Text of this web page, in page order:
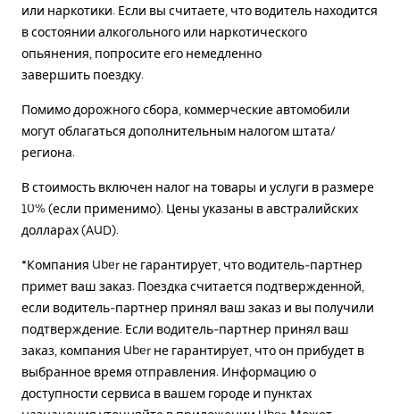
или наркотики. Если вы считаете, что водитель находится
в состоянии алкогольного или наркотического
опьянения, попросите его немедленно
завершить поездку.
Помимо дорожного сбора, коммерческие автомобили
могут облагаться дополнительным налогом штата/
региона.
В стоимость включен налог на товары и услуги в размере
10% (если применимо). Цены указаны в австралийских
долларах (AUD).
*Компания Uber не гарантирует, что водитель-партнер
примет ваш заказ. Поездка считается подтвержденной,
если водитель-партнер принял ваш заказ и вы получили
подтверждение. Если водитель-партнер принял ваш
заказ, компания Uber не гарантирует, что он прибудет в
выбранное время отправления. Информацию о
доступности сервиса в вашем городе и пунктах